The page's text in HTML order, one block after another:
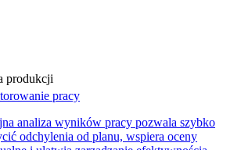
produkcji
pracy
analiza wyników pracy pozwala szybko
odchylenia od planu, wspiera oceny